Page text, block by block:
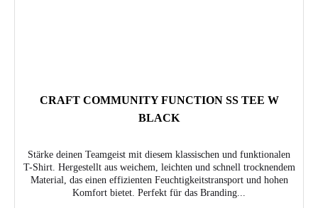
CRAFT COMMUNITY FUNCTION SS TEE W
BLACK
Stärke deinen Teamgeist mit diesem klassischen und funktionalen
T-Shirt. Hergestellt aus weichem, leichten und schnell trocknendem
Material, das einen effizienten Feuchtigkeitstransport und hohen
Komfort bietet. Perfekt für das Branding...